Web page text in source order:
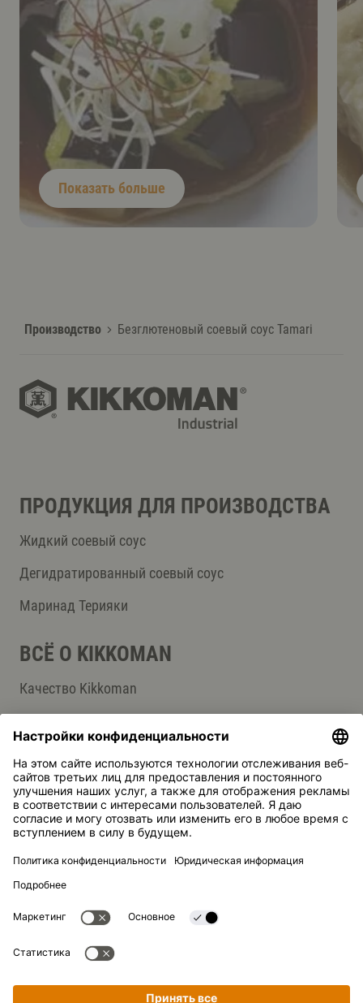
Показать больше
Производство Безглютеновый соевый соус Tamari
ПРОДУКЦИЯ ДЛЯ ПРОИЗВОДСТВА
Жидкий соевый соус
Дегидратированный соевый соус
Маринад Терияки
ВСЁ О KIKKOMAN
Качество Kikkoman
СЛУЖБА ПОДДЕРЖКИ
Контакты
Ответы на вопросы
Kikkoman — зарегистрированная торговая марка Kikkoman
© Kikkoman Trading Europe GmbH 2023 – 2026
Номер в коммерческом реестре: HRB 35856 (в Окружном